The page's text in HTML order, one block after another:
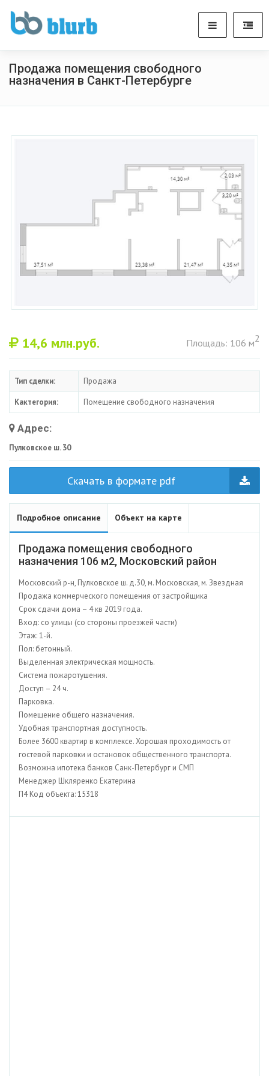
Продажа помещения свободного
назначения в Санкт-Петербурге
14,6 млн.руб. Площадь: 106 м2
Тип сделки: Продажа
Кактегория: Помещение свободного назначения
Адрес:
Пулковское ш. 30
Скачать в формате pdf
Подробное описание Объект на карте
Продажа помещения свободного
назначения 106 м2, Московский район
Московский р-н, Пулковское ш. д.30, м. Московская, м. Звездная
Продажа коммерческого помещения от застройщика
Срок сдачи дома – 4 кв 2019 года.
Вход: со улицы (со стороны проезжей части)
Этаж: 1-й.
Пол: бетонный.
Выделенная электрическая мощность.
Система пожаротушения.
Доступ – 24 ч.
Парковка.
Помещение общего назначения.
Удобная транспортная доступность.
Более 3600 квартир в комплексе. Хорошая проходимость от
гостевой парковки и остановок общественного транспорта.
Возможна ипотека банков Санк-Петербург и СМП
Менеджер Шкляренко Екатерина
П4 Код объекта: 15318